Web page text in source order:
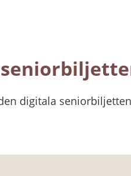
digitala
webbplats, öppnas i